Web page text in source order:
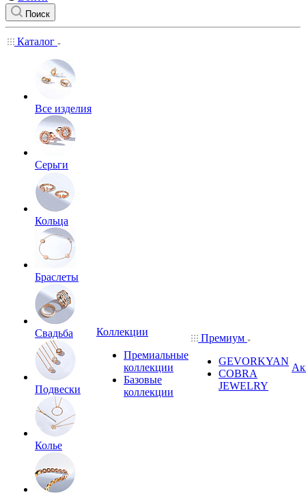
Поиск
Каталог
Все изделия
Серьги
Кольца
Браслеты
Свадьба
Подвески
Колье
Коллекции
Премиальные
коллекции
Базовые
коллекции
Премиум
GEVORKYAN
COBRA
JEWELRY